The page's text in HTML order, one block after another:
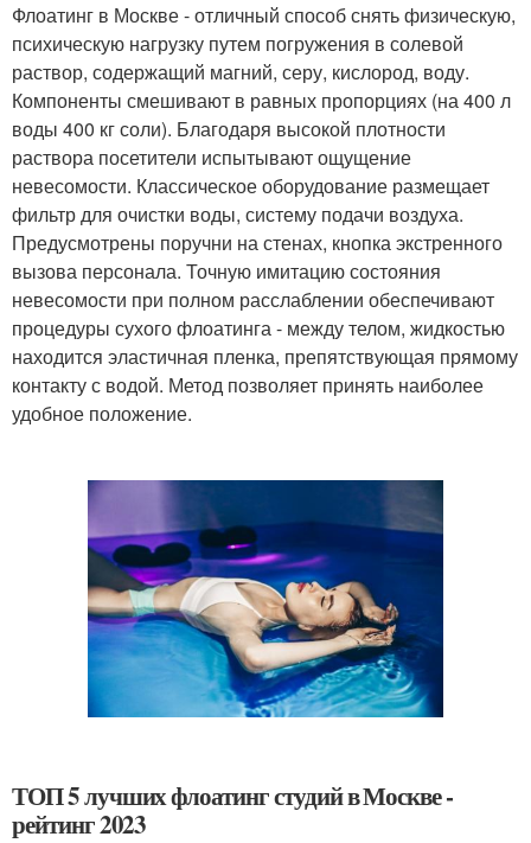
Флоатинг в Москве - отличный способ снять физическую,
психическую нагрузку путем погружения в солевой
раствор, содержащий магний, серу, кислород, воду.
Компоненты смешивают в равных пропорциях (на 400 л
воды 400 кг соли). Благодаря высокой плотности
раствора посетители испытывают ощущение
невесомости. Классическое оборудование размещает
фильтр для очистки воды, систему подачи воздуха.
Предусмотрены поручни на стенах, кнопка экстренного
вызова персонала. Точную имитацию состояния
невесомости при полном расслаблении обеспечивают
процедуры сухого флоатинга - между телом, жидкостью
находится эластичная пленка, препятствующая прямому
контакту с водой. Метод позволяет принять наиболее
удобное положение.
ТОП 5 лучших флоатинг студий в Москве -
рейтинг 2023